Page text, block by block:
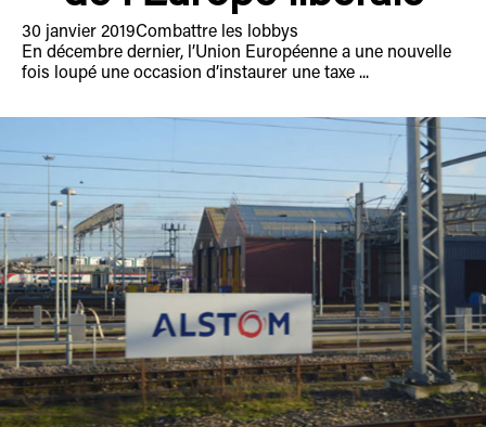
30 janvier 2019Combattre les lobbys
En décembre dernier, l’Union Européenne a une nouvelle
fois loupé une occasion d’instaurer une taxe ...